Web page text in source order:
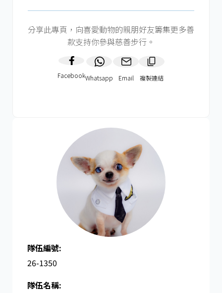
隊伍編號:
26-1350
隊伍名稱:
分享此專頁，向喜愛動物的親朋好友籌集更多善
款支持你參與慈善步行。
FacebookWhatsapp Email 複製連結​